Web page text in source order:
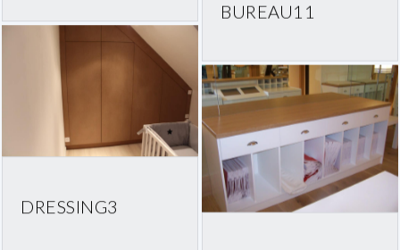
BUREAU11
DRESSING3